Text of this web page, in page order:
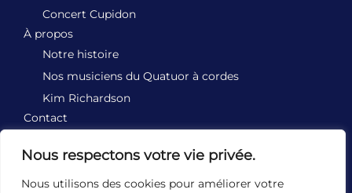
Nous respectons votre vie privée.
Nous utilisons des cookies pour améliorer votre
Concert Cupidon
À propos
Notre histoire
Nos musiciens du Quatuor à cordes
Kim Richardson
Contact